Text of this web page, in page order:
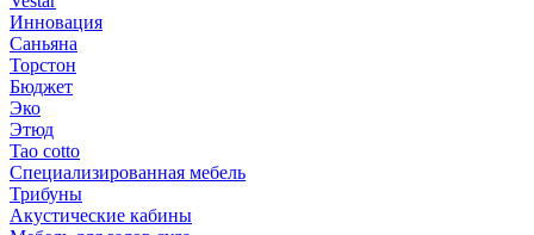
Инновация
Саньяна
Торстон
Бюджет
Эко
Этюд
Tao cotto
Специализированная мебель
Трибуны
Акустические кабины